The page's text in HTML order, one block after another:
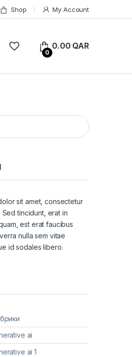
Shop My Account
0
0.00 QAR
sit amet, consectetur
tincidunt, erat in
est erat faucibus
nulla sem vitae
id sodales libero.
ai
ai 1